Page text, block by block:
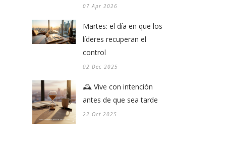
07 Apr 2026
Martes: el día en que los
líderes recuperan el
control
02 Dec 2025
🕰️ Vive con intención
antes de que sea tarde
22 Oct 2025